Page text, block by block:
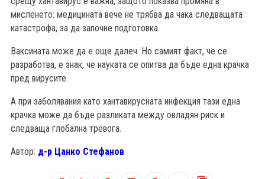
мисленето: медицината вече не трябва да чака следващата
катастрофа, за да започне подготовка.
Ваксината може да е още далеч. Но самият факт, че се
разработва, е знак, че науката се опитва да бъде една крачка
пред вирусите.
А при заболявания като хантавирусната инфекция тази една
крачка може да бъде разликата между овладян риск и
следваща глобална тревога.
Автор: д-р Цанко Стефанов